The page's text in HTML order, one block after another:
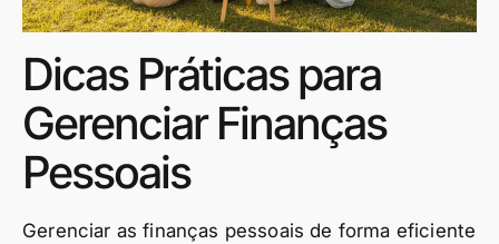
Dicas Práticas para
Gerenciar Finanças
Pessoais
Gerenciar as finanças pessoais de forma eficiente